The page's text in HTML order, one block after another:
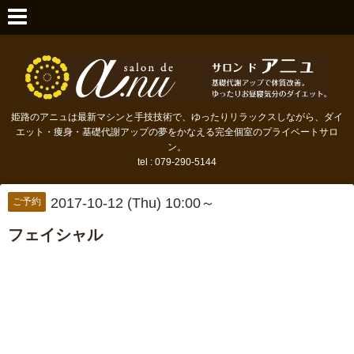
姫路のアニュは最新マシンと手技技術で、ゆったりリラックスしながら、ダイ
エット・痩身・基礎代謝アップの夢をかなえる完全個室のプライベートサロ
ン。
tel : 079-290-5144
ご予約 2017-10-12 (Thu) 10:00～
フェイシャル